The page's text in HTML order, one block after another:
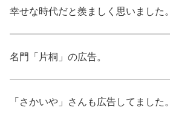
幸せな時代だと羨ましく思いました。
名門「片桐」の広告。
「さかいや」さんも広告してました。